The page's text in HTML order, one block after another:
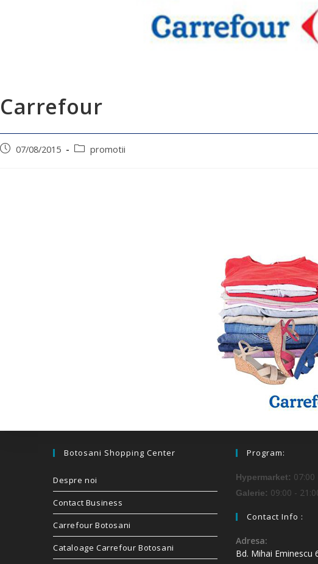
Carrefour
07/08/2015 promotii
Botosani Shopping Center
Despre noi
Contact Business
Carrefour Botosani
Cataloage Carrefour Botosani
Program:
Hypermarket: 07:00
Galerie: 09:00 -
Contact Info :
Adresa:
Bd. Mihai Eminescu